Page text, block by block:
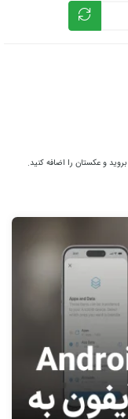
بروید و عکستان را اضافه کنید.